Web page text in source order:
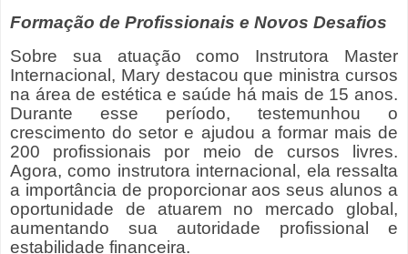
Formação de Profissionais e Novos Desafios
Sobre sua atuação como Instrutora Master
Internacional, Mary destacou que ministra cursos
na área de estética e saúde há mais de 15 anos.
Durante esse período, testemunhou o
crescimento do setor e ajudou a formar mais de
200 profissionais por meio de cursos livres.
Agora, como instrutora internacional, ela ressalta
a importância de proporcionar aos seus alunos a
oportunidade de atuarem no mercado global,
aumentando sua autoridade profissional e
estabilidade financeira.